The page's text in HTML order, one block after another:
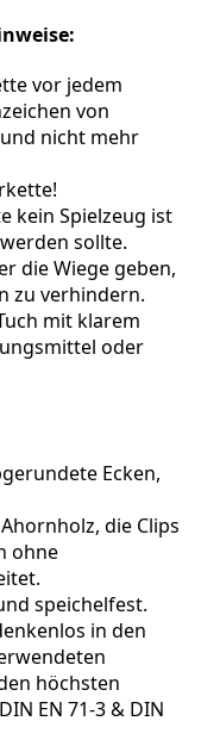
vor jedem
von
nicht mehr
kein Spielzeug ist
sollte.
die Wiege geben,
zu verhindern.
mit klarem
oder
Ecken,
die Clips
ohne
speichelfest.
in den
höchsten
EN 71-3 & DIN